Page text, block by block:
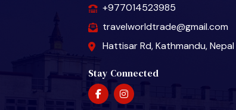
+977014523985
travelworldtrade@gmail.com
Hattisar Rd, Kathmandu, Nepal
Stay Connected